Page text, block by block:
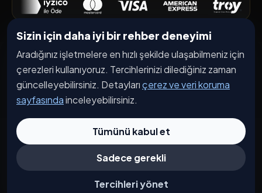
Sizin için daha iyi bir rehber deneyimi
Aradığınız işletmelere en hızlı şekilde ulaşabilmeniz için
çerezleri kullanıyoruz. Tercihlerinizi dilediğiniz zaman
güncelleyebilirsiniz. Detaylarıçerez ve veri koruma
sayfasındainceleyebilirsiniz.
Tümünü kabul et
Sadece gerekli
Tercihleri yönet
Keşfet
İşletmeler
Etkinlikler
Kampanyalar
Haberler
İşletme Başvurusu
Kurumsal